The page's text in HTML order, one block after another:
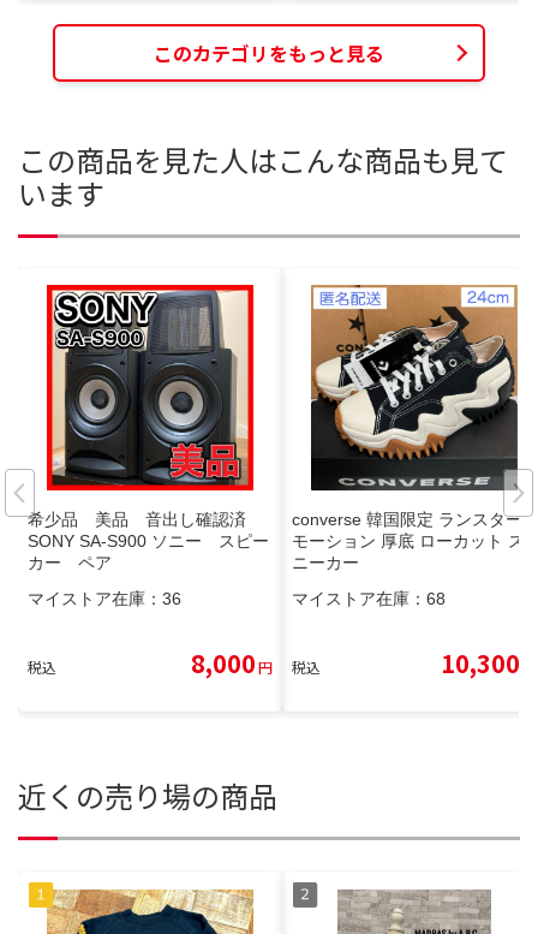
このカテゴリをもっと見る
この商品を見た人はこんな商品も見て
います
希少品 美品 音出し確認済
SONY SA-S900 ソニー スピー
カー ペア
マイストア在庫： 36
税込 8,000円
converse 韓国限定 ランスター
モーション 厚底 ローカット ス
ニーカー
マイストア在庫： 68
税込 10,300
近くの売り場の商品